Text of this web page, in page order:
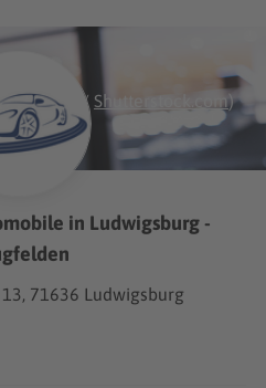
/ Shutterstock.com)
in Ludwigsburg -
71636 Ludwigsburg